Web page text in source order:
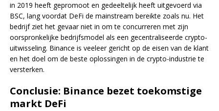
in 2019 heeft gepromoot en gedeeltelijk heeft uitgevoerd via
BSC, lang voordat DeFi de mainstream bereikte zoals nu. Het
bedrijf ziet het gevaar niet in om te concurreren met zijn
oorspronkelijke bedrijfsmodel als een gecentraliseerde crypto-
uitwisseling. Binance is veeleer gericht op de eisen van de klant
en het doel om de beste oplossingen in de crypto-industrie te
versterken.
Conclusie: Binance bezet toekomstige
markt DeFi